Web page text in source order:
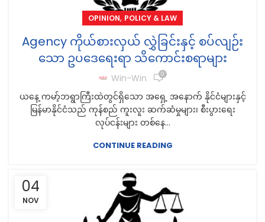
OPINION, POLICY & LAW
Agency ကိုယ်စားလှယ် လွှဲခြင်းနှင့် စပ်လျဉ်း
သော ဥပဒေရေးရာ သိကောင်းစရာများ
Win-Win 0
ယနေ့ ကမာ့်ဘရွာကြီးထဲတွင်ရှိသော အရှေ့ အနောက် နိုင်ငံများနှင့်
မြန်မာနိုင်ငံသည် ကုန်စည် ကူးလူး ဆက်ဆံမှုများ၊ စီးပွားရေး
လုပ်ငန်းများ တစ်နေ...
CONTINUE READING
04
NOV